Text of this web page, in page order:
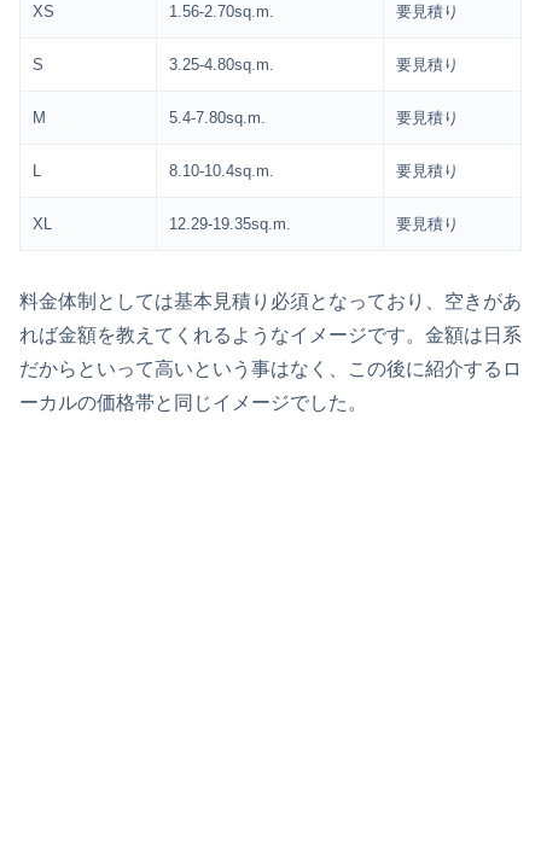
XS 1.56-2.70sq.m. 要見積り
S 3.25-4.80sq.m. 要見積り
M 5.4-7.80sq.m. 要見積り
L 8.10-10.4sq.m. 要見積り
XL 12.29-19.35sq.m. 要見積り
料金体制としては基本見積り必須となっており、空きがあ
れば金額を教えてくれるようなイメージです。金額は日系
だからといって高いという事はなく、この後に紹介するロ
ーカルの価格帯と同じイメージでした。